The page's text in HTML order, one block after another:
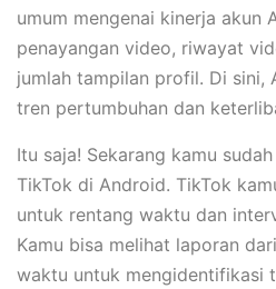
umum mengenai kinerja akun
penayangan video, riwayat
jumlah tampilan profil. Di sini,
tren pertumbuhan dan
Itu saja! Sekarang kamu
TikTok di Android. TikTok
untuk rentang waktu dan
Kamu bisa melihat laporan
waktu untuk mengidentifikasi